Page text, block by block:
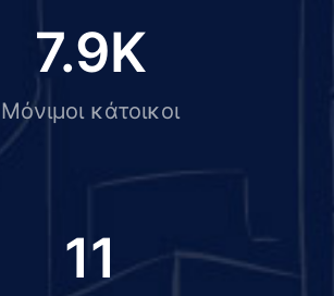
Μόνιμοι κάτοικοι
7.9K
11